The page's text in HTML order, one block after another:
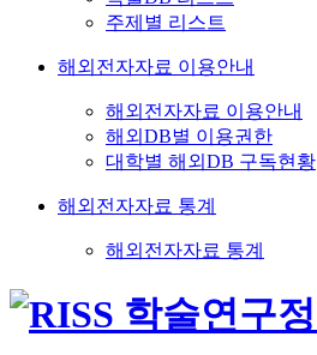
주제별 리스트
해외전자자료 이용안내
해외전자자료 이용안내
해외DB별 이용권한
대학별 해외DB 구독현황
해외전자자료 통계
해외전자자료 통계